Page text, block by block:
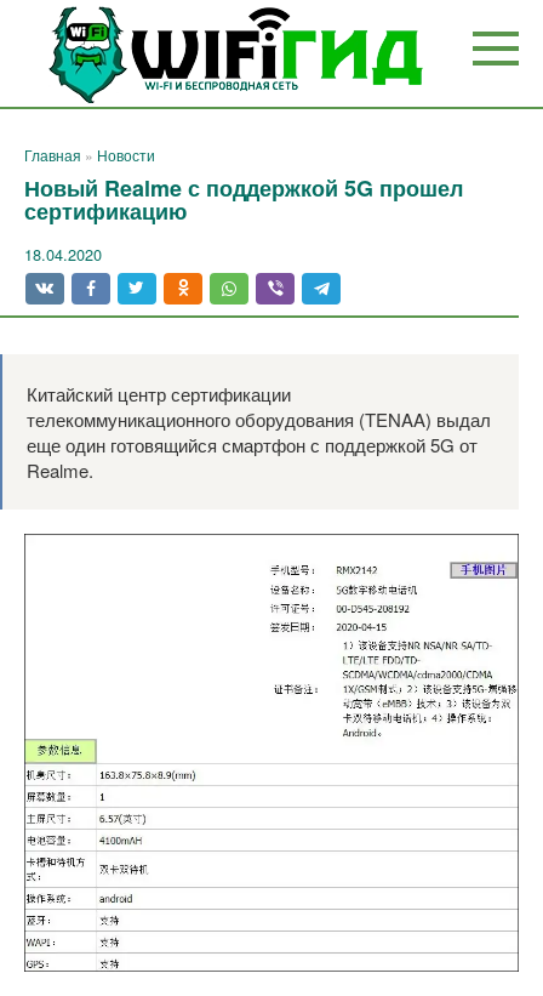
Перейти
контенту
Главная » Новости
Новый Realme с поддержкой 5G прошел
сертификацию
18.04.2020
Китайский центр сертификации
телекоммуникационного оборудования (TENAA) выдал
еще один готовящийся смартфон с поддержкой 5G от
Realme.